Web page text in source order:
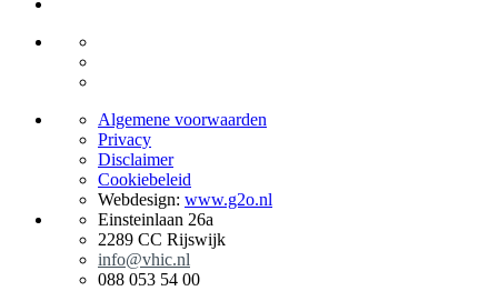
Algemene voorwaarden
Privacy
Disclaimer
Cookiebeleid
Webdesign: www.g2o.nl
Einsteinlaan 26a
2289 CC Rijswijk
info@vhic.nl
088 053 54 00